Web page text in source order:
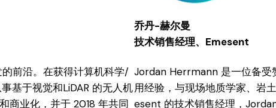
前沿。在获得计算机科学/
基于视觉和LiDAR 的无人机
商业化，并于 2018 年共同
乔丹-赫尔曼
技术销售经理、Emesent
Jordan Herrmann 是一位备受
用经验，与现场地质学家、岩
esent 的技术销售经理，